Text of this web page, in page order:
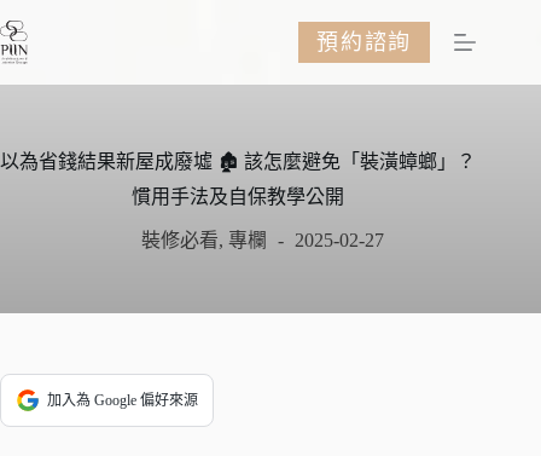
至
容
預約諮詢
以為省錢結果新屋成廢墟 🏚 該怎麼避免「裝潢蟑螂」？
慣用手法及自保教學公開
裝修必看, 專欄 2025-02-27
加入為 Google 偏好來源